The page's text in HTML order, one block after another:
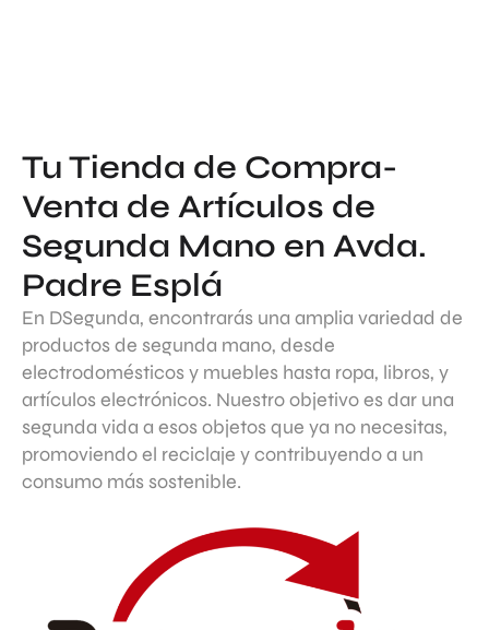
Tu Tienda de Compra-
Venta de Artículos de
Segunda Mano en Avda.
Padre Esplá
En DSegunda, encontrarás una amplia variedad de
productos de segunda mano, desde
electrodomésticos y muebles hasta ropa, libros, y
artículos electrónicos. Nuestro objetivo es dar una
segunda vida a esos objetos que ya no necesitas,
promoviendo el reciclaje y contribuyendo a un
consumo más sostenible.